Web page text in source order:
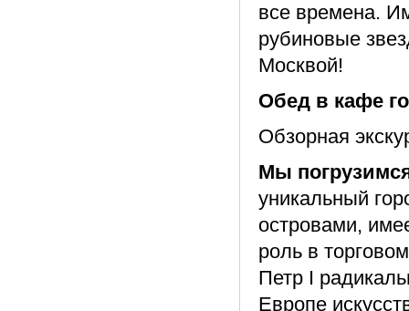
все времена.
рубиновые
Москвой!
Обед в кафе
Обзорная
Мы
уникальный
островами,
роль в
Петр I
Европе